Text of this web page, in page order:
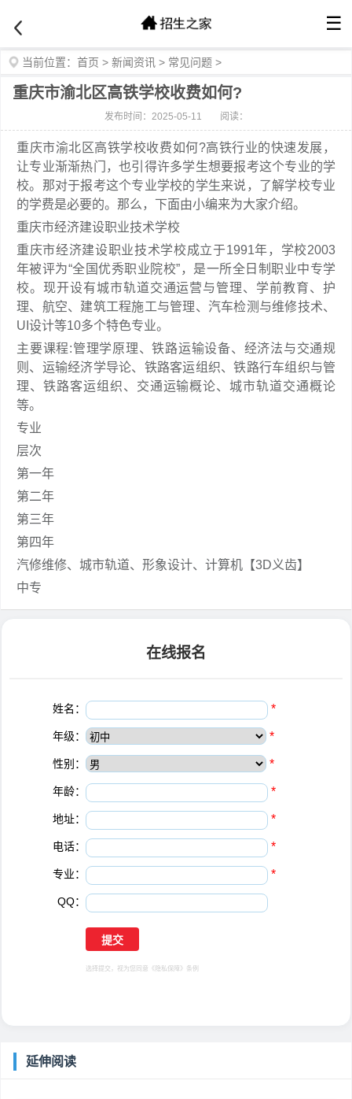
☰
当前位置： 首页 > 新闻资讯 > 常见问题 >
重庆市渝北区高铁学校收费如何?
发布时间：2025-05-11 阅读：
重庆市渝北区高铁学校收费如何?高铁行业的快速发展，
让专业渐渐热门，也引得许多学生想要报考这个专业的学
校。那对于报考这个专业学校的学生来说，了解学校专业
的学费是必要的。那么，下面由小编来为大家介绍。
重庆市经济建设职业技术学校
重庆市经济建设职业技术学校成立于1991年，学校2003
年被评为“全国优秀职业院校”，是一所全日制职业中专学
校。现开设有城市轨道交通运营与管理、学前教育、护
理、航空、建筑工程施工与管理、汽车检测与维修技术、
UI设计等10多个特色专业。
主要课程:管理学原理、铁路运输设备、经济法与交通规
则、运输经济学导论、铁路客运组织、铁路行车组织与管
理、铁路客运组织、交通运输概论、城市轨道交通概论
等。
专业
层次
第一年
第二年
第三年
第四年
汽修维修、城市轨道、形象设计、计算机【3D义齿】
中专
在线报名
姓名： *
年级： *
性别： *
年龄： *
地址： *
电话： *
专业： *
QQ：
选择提交，视为您同意 《隐私保障》 条例
延伸阅读